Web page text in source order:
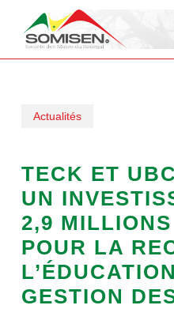
Actualités
TECK ET
UN
2,9
POUR LA
GESTION